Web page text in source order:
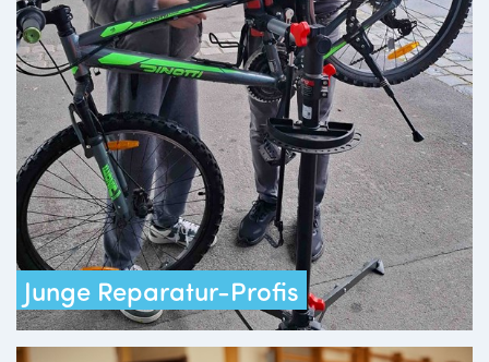
Junge Reparatur-Profis